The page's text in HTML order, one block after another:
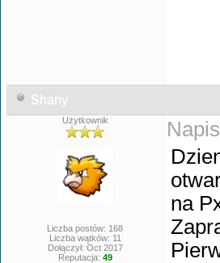
Shany
Użytkownik
Liczba postów: 168
Liczba wątków: 11
Dołączył: Oct 2017
Reputacja: 49
na